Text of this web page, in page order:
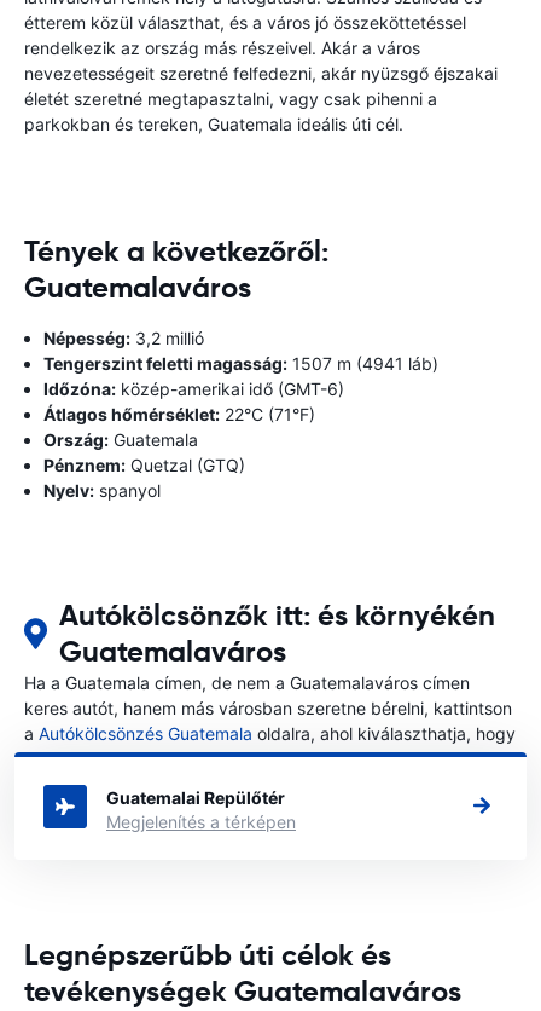
étterem közül választhat, és a város jó összeköttetéssel
rendelkezik az ország más részeivel. Akár a város
nevezetességeit szeretné felfedezni, akár nyüzsgő éjszakai
életét szeretné megtapasztalni, vagy csak pihenni a
parkokban és tereken, Guatemala ideális úti cél.
Tények a következőről:
Guatemalaváros
Népesség: 3,2 millió
Tengerszint feletti magasság: 1507 m (4941 láb)
Időzóna: közép-amerikai idő (GMT-6)
Átlagos hőmérséklet: 22°C (71°F)
Ország: Guatemala
Pénznem: Quetzal (GTQ)
Nyelv: spanyol
Autókölcsönzők itt: és környékén
Guatemalaváros
Ha a Guatemala címen, de nem a Guatemalaváros címen
keres autót, hanem más városban szeretne bérelni, kattintson
a Autókölcsönzés Guatemala oldalra, ahol kiválaszthatja, hogy
melyik városban szeretne autót bérelni a Guatemala címen.
Guatemalai Repülőtér
Megjelenítés a térképen
Legnépszerűbb úti célok és
tevékenységek Guatemalaváros